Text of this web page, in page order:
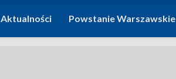
Aktualności Powstanie Warszawskie